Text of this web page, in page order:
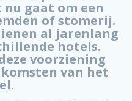
gaat om een
of stomerij.
al jarenlang
hotels.
voorziening
van het